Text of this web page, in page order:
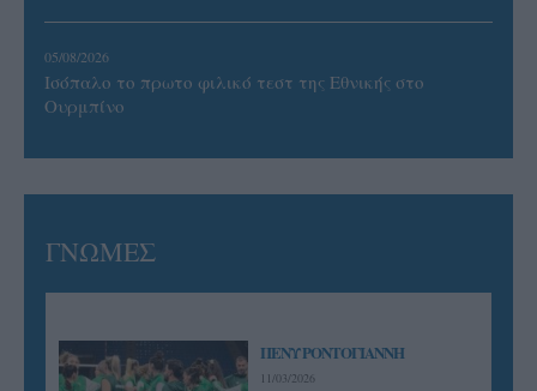
05/08/2026
Ισόπαλο το πρωτο φιλικό τεστ της Εθνικής στο
Ουρμπίνο
ΓΝΩΜΕΣ
ΠΕΝΥ ΡΟΝΤΟΓΙΑΝΝΗ
11/03/2026